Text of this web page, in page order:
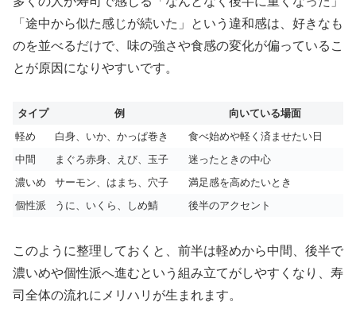
「途中から似た感じが続いた」という違和感は、好きなも
のを並べるだけで、味の強さや食感の変化が偏っているこ
とが原因になりやすいです。
タイプ 例
向いている場面
軽め
白身、いか、かっぱ巻き
食べ始めや軽く済ませたい日
中間
まぐろ赤身、えび、玉子
迷ったときの中心
濃いめ
サーモン、はまち、穴子
満足感を高めたいとき
個性派
うに、いくら、しめ鯖 後半のアクセント
このように整理しておくと、前半は軽めから中間、後半で
濃いめや個性派へ進むという組み立てがしやすくなり、寿
司全体の流れにメリハリが生まれます。